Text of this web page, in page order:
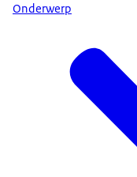
Onderwerp